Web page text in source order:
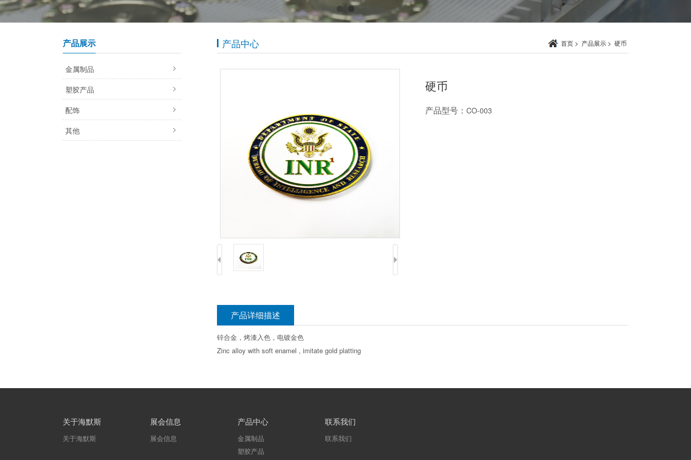
产品展示
金属制品
塑胶产品
配饰
其他
产品中心 首页 > 产品展示 > 硬币
硬币
产品型号： CO-003
产品详细描述
锌合金，烤漆入色，电镀金色
Zinc alloy with soft enamel , imitate gold platting
关于海默斯
关于海默斯
展会信息
展会信息
产品中心
金属制品
塑胶产品
联系我们
联系我们